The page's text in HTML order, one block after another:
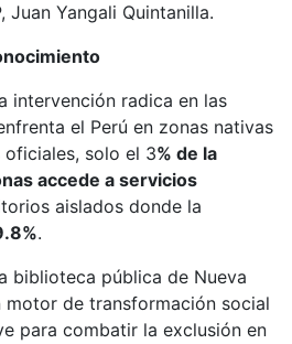
Juan Yangali Quintanilla.
intervención radica en las
el Perú en zonas nativas
oficiales, solo el 3% de la
accede a servicios
aislados donde la
.
biblioteca pública de Nueva
motor de transformación social
para combatir la exclusión en